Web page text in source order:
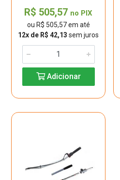
R$ 505,57 no PIX
ou R$ 505,57 em até
12x de R$ 42,13 sem juros
Adicionar